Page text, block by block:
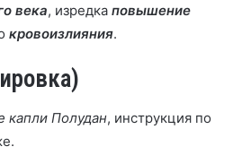
века, изредка повышение
кровоизлияния.
капли Полудан, инструкция по